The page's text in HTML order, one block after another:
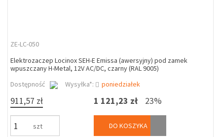
ZE-LC-050
Elektrozaczep Locinox SEH-E Emissa (awersyjny) pod zamek
wpuszczany H-Metal, 12V AC/DC, czarny (RAL 9005)
Dostępność
Wysyłka*: poniedziałek
911,57 zł
szt
1 121,23 zł 23%
DO KOSZYKA